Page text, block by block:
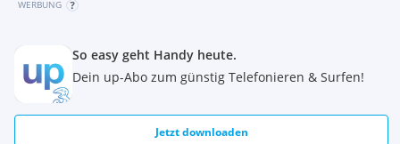
WERBUNG
So easy geht Handy heute.
Dein up-Abo zum günstig Telefonieren & Surfen!
Jetzt downloaden